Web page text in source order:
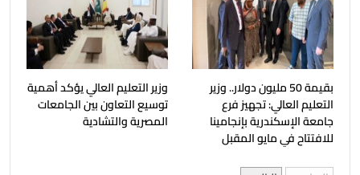
بقيمة 50 مليون دولار.. وزير
التعليم العالي: تجهيز فرع
جامعة الإسكندرية بإنجامينا
للافتتاح في مايو المقبل
وزير التعليم العالي يؤكد أهمية
توسيع التعاون بين الجامعات
المصرية والتشادية